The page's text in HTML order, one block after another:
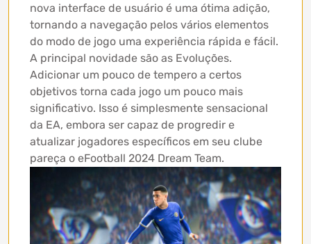
nova interface de usuário é uma ótima adição,
tornando a navegação pelos vários elementos
do modo de jogo uma experiência rápida e fácil.
A principal novidade são as Evoluções.
Adicionar um pouco de tempero a certos
objetivos torna cada jogo um pouco mais
significativo. Isso é simplesmente sensacional
da EA, embora ser capaz de progredir e
atualizar jogadores específicos em seu clube
pareça o eFootball 2024 Dream Team.